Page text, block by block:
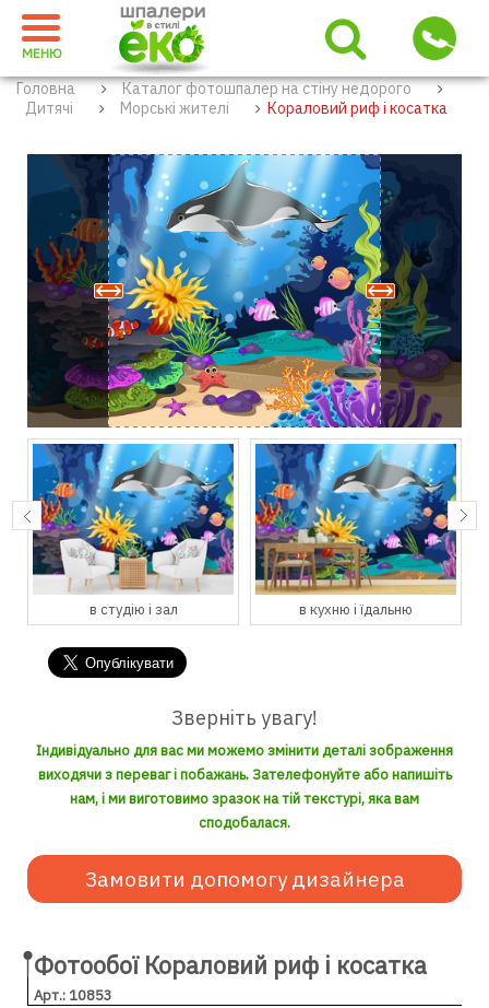
МЕНЮ
Головна
Каталог фотошпалер на стіну недорого
Дитячі
Морські жителі Кораловий риф і косатка
в студію і зал в кухню і їдальню
Зверніть увагу!
Індивідуально для вас ми можемо змінити деталі зображення
виходячи з переваг і побажань. Зателефонуйте або напишіть
нам, і ми виготовимо зразок на тій текстурі, яка вам
сподобалася.
Замовити допомогу дизайнера
Фотообої Кораловий риф і косатка
Арт.: 10853